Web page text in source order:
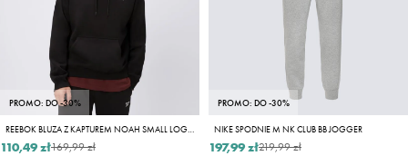
PROMO: DO -30%
REEBOK BLUZA Z KAPTUREM NOAH SMALL LOGO
169,99 zł
110,49 zł
PROMO: DO -30%
NIKE SPODNIE M NK CLUB BB JOGGER
219,99 zł
197,99 zł